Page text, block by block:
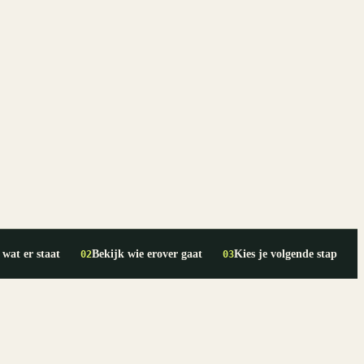
wat er staat 02Bekijk wie erover gaat 03Kies je volgende stap